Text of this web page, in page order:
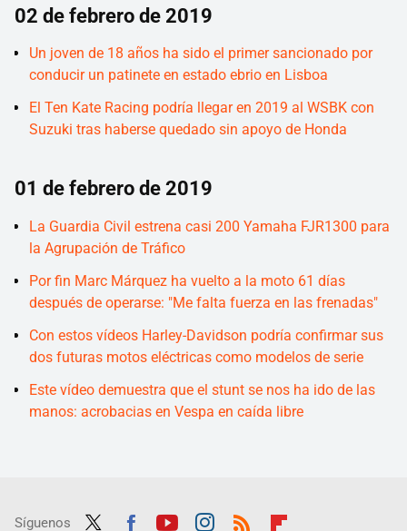
02 de febrero de 2019
Un joven de 18 años ha sido el primer sancionado por
conducir un patinete en estado ebrio en Lisboa
El Ten Kate Racing podría llegar en 2019 al WSBK con
Suzuki tras haberse quedado sin apoyo de Honda
01 de febrero de 2019
La Guardia Civil estrena casi 200 Yamaha FJR1300 para
la Agrupación de Tráfico
Por fin Marc Márquez ha vuelto a la moto 61 días
después de operarse: "Me falta fuerza en las frenadas"
Con estos vídeos Harley-Davidson podría confirmar sus
dos futuras motos eléctricas como modelos de serie
Este vídeo demuestra que el stunt se nos ha ido de las
manos: acrobacias en Vespa en caída libre
Síguenos